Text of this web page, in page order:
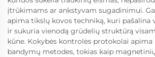
įtrūkimams ar ankstyvam sugadinimui.
apima tikslų kovos techniką, kuri pašalina
ir sukuria vienodą grūdelių struktūrą
kūne. Kokybės kontrolės protokolai apima
bandymų metodes, tokias kaip